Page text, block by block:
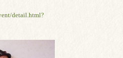
detail.html?